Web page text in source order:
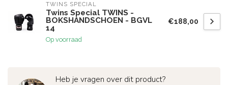
TWINS SPECIAL
Twins Special TWINS -
BOKSHANDSCHOEN - BGVL
14
Op voorraad
€188,00
Heb je vragen over dit product?